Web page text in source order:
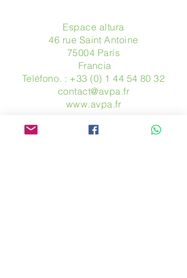
Espace altura
46 rue Saint Antoine
75004 París
​ Francia
Teléfono. : +33 (0) 1 44 54 80 32
contact@avpa.fr
www.avpa.fr